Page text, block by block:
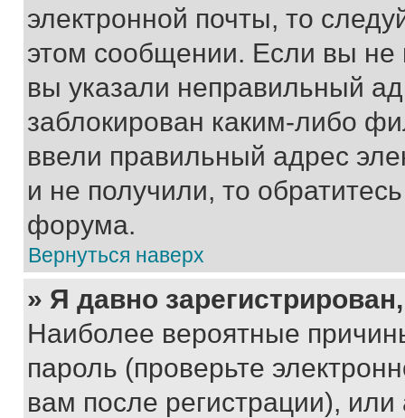
электронной почты, то
этом сообщении. Если вы
вы указали неправильный
заблокирован каким-либо
ввели правильный адрес
и не получили, то
форума.
Вернуться наверх
» Я давно
Наиболее вероятные
пароль (проверьте
вам после регистрации),